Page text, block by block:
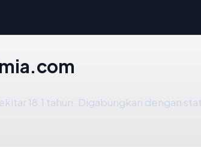
18.1 tahun. Digabungkan dengan